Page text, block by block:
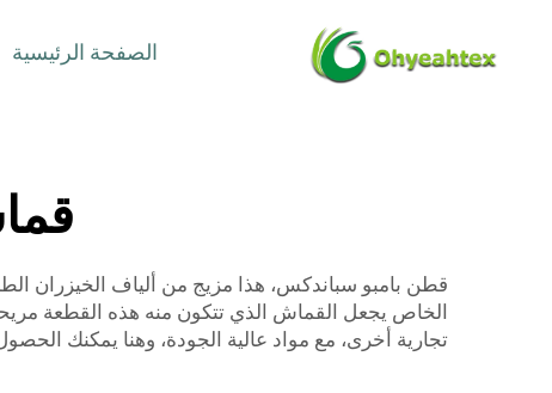
الصفحة الرئيسية
قطن بامبو سباندكس، هذا مزيج من ألياف الخيزران
الخاص يجعل القماش الذي تتكون منه هذه القطعة
تجارية أخرى، مع مواد عالية الجودة، وهنا يمكنك